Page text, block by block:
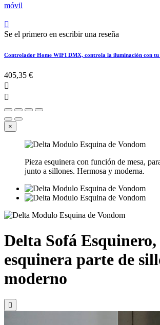

Se el primero en escribir una reseña
Controlador Home WIFI DMX, controla la iluminación con
405,35 €


×
Pieza esquinera con función de mesa,
junto a sillones. Hermosa y moderna.
Delta Sofá Esquinero,
esquinera parte de
moderno
